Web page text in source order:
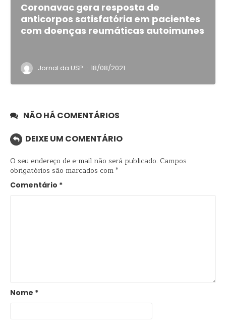
Coronavac gera resposta de
anticorpos satisfatória em pacientes
com doenças reumáticas autoimunes
Jornal da USP · 18/08/2021
NÃO HÁ COMENTÁRIOS
DEIXE UM COMENTÁRIO
O seu endereço de e-mail não será publicado. Campos
obrigatórios são marcados com*
Comentário *
Nome *